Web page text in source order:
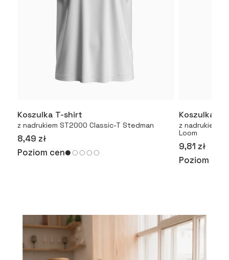
Koszulka T-shirt
z nadrukiem ST2000 Classic-T Stedman
8,49 zł
Poziom cen
Koszulka
z nadrukiem
Loom
9,81 zł
Poziom cen